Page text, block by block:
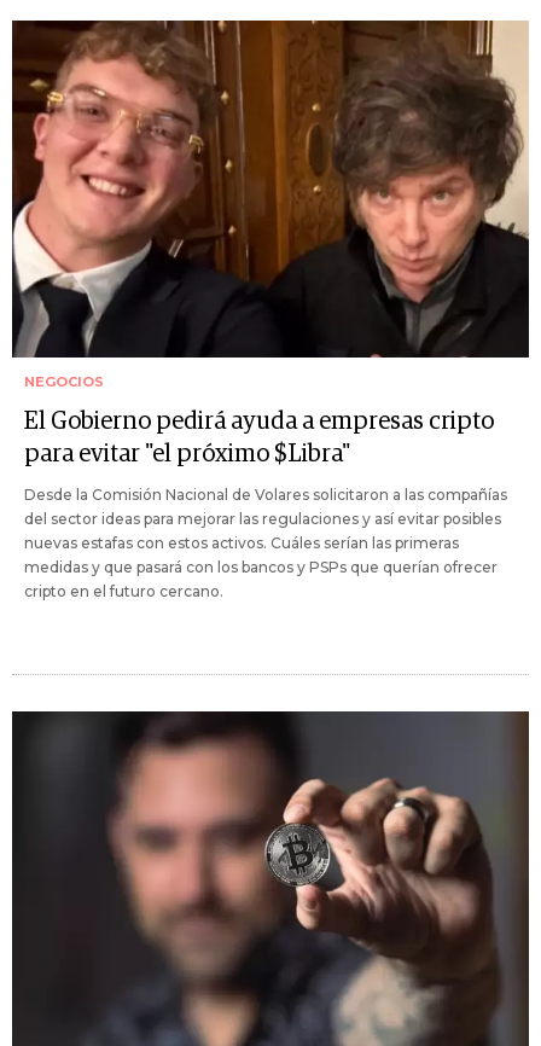
NEGOCIOS
El Gobierno pedirá ayuda a empresas cripto
para evitar "el próximo $Libra"
Desde la Comisión Nacional de Volares solicitaron a las compañías
del sector ideas para mejorar las regulaciones y así evitar posibles
nuevas estafas con estos activos. Cuáles serían las primeras
medidas y que pasará con los bancos y PSPs que querían ofrecer
cripto en el futuro cercano.